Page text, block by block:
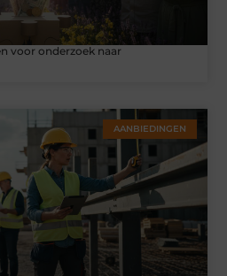
voor onderzoek naar
AANBIEDINGEN